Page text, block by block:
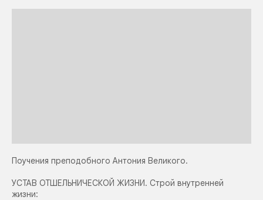
Поучения преподобного Антония Великого.
УСТАВ ОТШЕЛЬНИЧЕСКОЙ ЖИЗНИ. Строй внутренней
жизни: